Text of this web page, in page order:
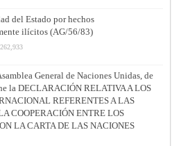
del Estado por hechos
ilícitos (AG/56/83)
262,933
General de Naciones Unidas, de
la DECLARACIÓN RELATIVA A LOS
REFERENTES A LAS
COOPERACIÓN ENTRE LOS
LA CARTA DE LAS NACIONES